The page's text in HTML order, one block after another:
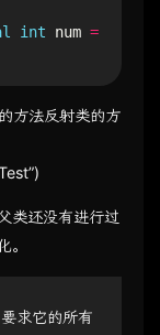
int num =
方法反射类的方
类还没有进行过
。
求它的所有